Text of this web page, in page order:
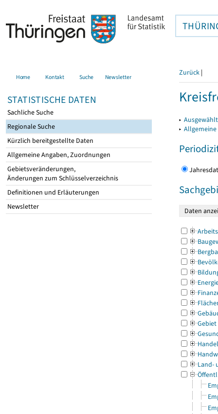
Home Kontakt Suche Newsletter
STATISTISCHE DATEN
Sachliche Suche
Regionale Suche
Kürzlich bereitgestellte Daten
Allgemeine Angaben, Zuordnungen
Gebietsveränderungen,
Änderungen zum Schlüsselverzeichnis
Definitionen und Erläuterungen
Newsletter
Zurück |
▸
▸
Gebiet
Land-